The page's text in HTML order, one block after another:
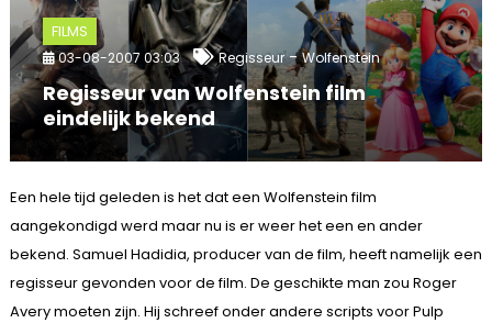
FILMS
03-08-2007 03:03 Regisseur-Wolfenstein
Regisseur van Wolfenstein film
eindelijk bekend
Een hele tijd geleden is het dat een Wolfenstein film
aangekondigd werd maar nu is er weer het een en ander
bekend. Samuel Hadidia, producer van de film, heeft namelijk een
regisseur gevonden voor de film. De geschikte man zou Roger
Avery moeten zijn. Hij schreef onder andere scripts voor Pulp